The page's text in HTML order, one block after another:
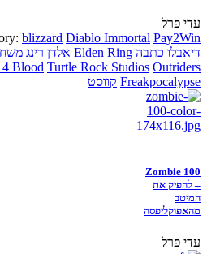
עדי פרל
blizzard Diablo Immortal Pay2Win
דיאבלו כתבה Elden Ring אלדן רינג
Blood Turtle Rock Studios Outriders
Freakpocalypse קווסט
Zombie 100
– להפיק את
המיטב
מהאפוקליפסה
עדי פרל